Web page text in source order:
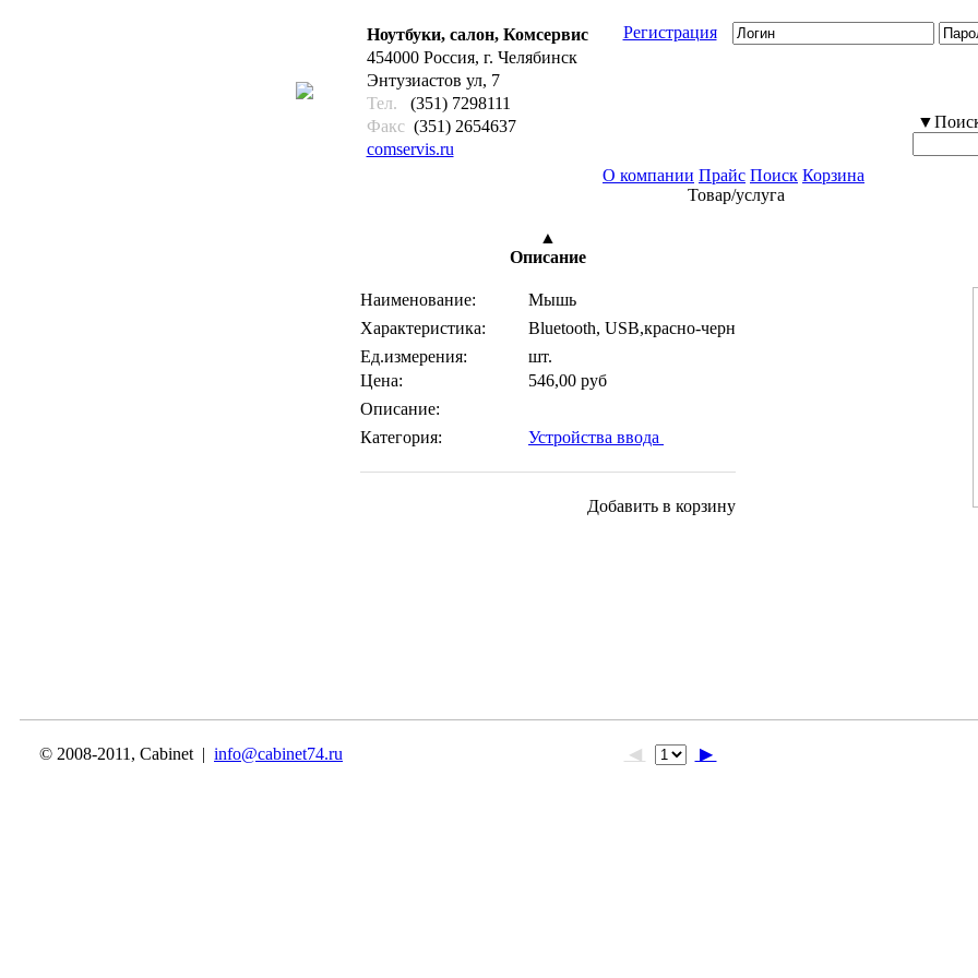
Ноутбуки, салон, Комсервис
454000 Россия, г. Челябинск
Энтузиастов ул, 7
Тел.
(351) 7298111
Факс(351) 2654637
comservis.ru
Регистрация
О компании Прайс Поиск Корзина
Товар/услуга
▲
Описание
Наименование:
Мышь
Характеристика:
Bluetooth, USB,красно-черн
Ед.измерения:
шт.
Цена:
546,00 руб
Описание:
Категория:
Устройства ввода
Добавить в корзину
© 2008-2011, Cabinet | info@cabinet74.ru ◀ ▶